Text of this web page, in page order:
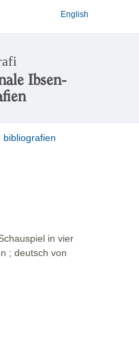
English
Ibsen-
bibliografien
in vier
; deutsch von